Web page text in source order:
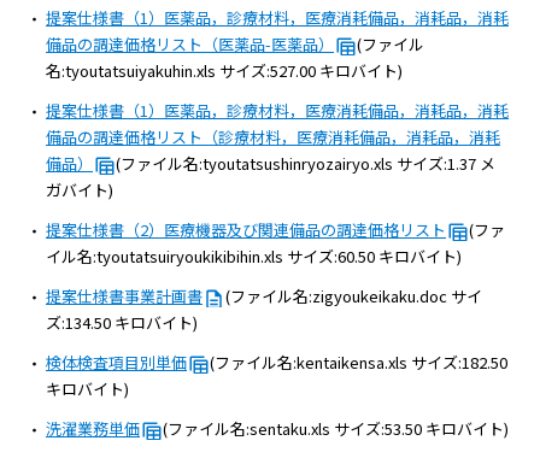
ご意見箱
提案仕様書（1）医薬品，診療材料，医療消耗備品，消耗品，消耗
備品の調達価格リスト（医薬品-医薬品）
(ファイル
名:tyoutatsuiyakuhin.xls サイズ:527.00 キロバイト)
提案仕様書（1）医薬品，診療材料，医療消耗備品，消耗品，消耗
備品の調達価格リスト（診療材料，医療消耗備品，消耗品，消耗
備品）
(ファイル名:tyoutatsushinryozairyo.xls サイズ:1.37 メ
ガバイト)
提案仕様書（2）医療機器及び関連備品の調達価格リスト
(ファ
イル名:tyoutatsuiryoukikibihin.xls サイズ:60.50 キロバイト)
提案仕様書事業計画書
(ファイル名:zigyoukeikaku.doc サイ
ズ:134.50 キロバイト)
検体検査項目別単価
(ファイル名:kentaikensa.xls サイズ:182.50
キロバイト)
洗濯業務単価
(ファイル名:sentaku.xls サイズ:53.50 キロバイト)